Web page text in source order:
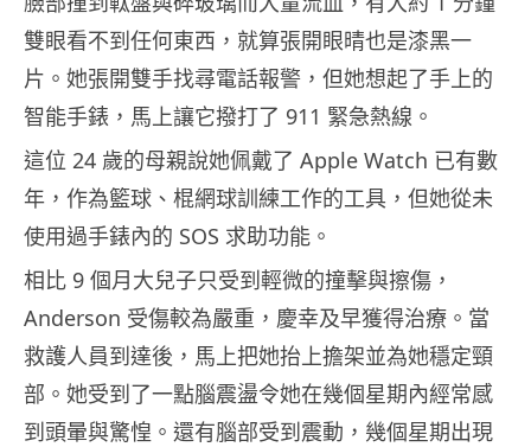
雙眼看不到任何東西，就算張開眼晴也是漆黑一
片。她張開雙手找尋電話報警，但她想起了手上的
智能手錶，馬上讓它撥打了 911 緊急熱線。
這位 24 歲的母親說她佩戴了 Apple Watch 已有數
年，作為籃球、棍網球訓練工作的工具，但她從未
使用過手錶內的 SOS 求助功能。
相比 9 個月大兒子只受到輕微的撞擊與擦傷，
Anderson 受傷較為嚴重，慶幸及早獲得治療。當
救護人員到達後，馬上把她抬上擔架並為她穩定頸
部。她受到了一點腦震盪令她在幾個星期內經常感
到頭暈與驚惶。還有腦部受到震動，幾個星期出現